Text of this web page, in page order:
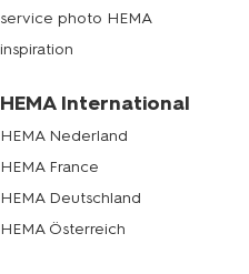
service photo HEMA
inspiration
HEMA International
HEMA Nederland
HEMA France
HEMA Deutschland
HEMA Österreich